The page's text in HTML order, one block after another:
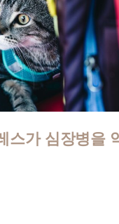
스가 심장병을